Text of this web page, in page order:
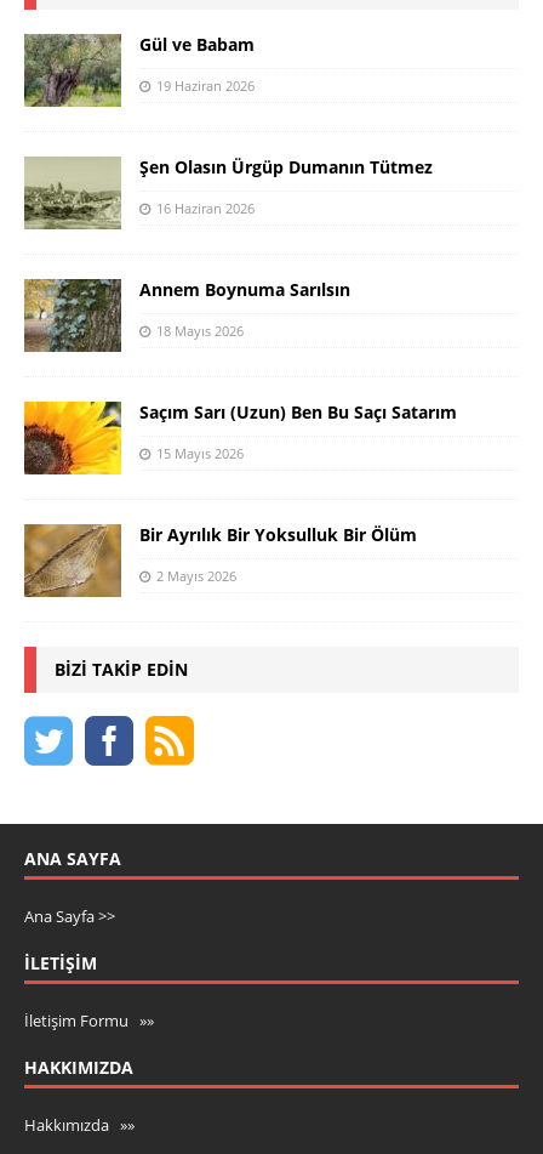
Gül ve Babam
19 Haziran 2026
Şen Olasın Ürgüp Dumanın Tütmez
16 Haziran 2026
Annem Boynuma Sarılsın
18 Mayıs 2026
Saçım Sarı (Uzun) Ben Bu Saçı Satarım
15 Mayıs 2026
Bir Ayrılık Bir Yoksulluk Bir Ölüm
2 Mayıs 2026
BIZI TAKIP EDIN
ANA SAYFA
Ana Sayfa >>
İLETIŞIM
İletişim Formu »»
HAKKIMIZDA
Hakkımızda »»